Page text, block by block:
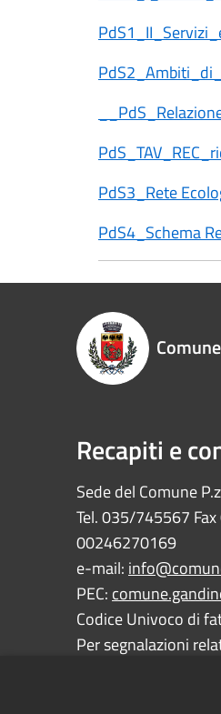
PdS3_Rete
PdS4_Schema
Recapiti e
Sede del Comune
Tel. 035/745567
00246270169
e-mail:
PEC:
Codice Univoco di
Per segnalazioni